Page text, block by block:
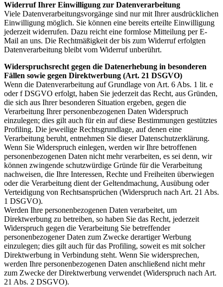
Widerruf Ihrer Einwilligung zur Datenverarbeitung
Viele Datenverarbeitungsvorgänge sind nur mit Ihrer ausdrücklichen
Einwilligung möglich. Sie können eine bereits erteilte Einwilligung
jederzeit widerrufen. Dazu reicht eine formlose Mitteilung per E-
Mail an uns. Die Rechtmäßigkeit der bis zum Widerruf erfolgten
Datenverarbeitung bleibt vom Widerruf unberührt.
Widerspruchsrecht gegen die Datenerhebung in besonderen
Fällen sowie gegen Direktwerbung (Art. 21 DSGVO)
Wenn die Datenverarbeitung auf Grundlage von Art. 6 Abs. 1 lit. e
oder f DSGVO erfolgt, haben Sie jederzeit das Recht, aus Gründen,
die sich aus Ihrer besonderen Situation ergeben, gegen die
Verarbeitung Ihrer personenbezogenen Daten Widerspruch
einzulegen; dies gilt auch für ein auf diese Bestimmungen gestütztes
Profiling. Die jeweilige Rechtsgrundlage, auf denen eine
Verarbeitung beruht, entnehmen Sie dieser Datenschutzerklärung.
Wenn Sie Widerspruch einlegen, werden wir Ihre betroffenen
personenbezogenen Daten nicht mehr verarbeiten, es sei denn, wir
können zwingende schutzwürdige Gründe für die Verarbeitung
nachweisen, die Ihre Interessen, Rechte und Freiheiten überwiegen
oder die Verarbeitung dient der Geltendmachung, Ausübung oder
Verteidigung von Rechtsansprüchen (Widerspruch nach Art. 21 Abs.
1 DSGVO).
Werden Ihre personenbezogenen Daten verarbeitet, um
Direktwerbung zu betreiben, so haben Sie das Recht, jederzeit
Widerspruch gegen die Verarbeitung Sie betreffender
personenbezogener Daten zum Zwecke derartiger Werbung
einzulegen; dies gilt auch für das Profiling, soweit es mit solcher
Direktwerbung in Verbindung steht. Wenn Sie widersprechen,
werden Ihre personenbezogenen Daten anschließend nicht mehr
zum Zwecke der Direktwerbung verwendet (Widerspruch nach Art.
21 Abs. 2 DSGVO).